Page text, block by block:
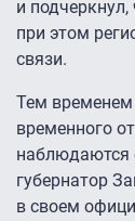
и
при этом
связи.
Тем временем
временного
наблюдаются
губернатор
в своем